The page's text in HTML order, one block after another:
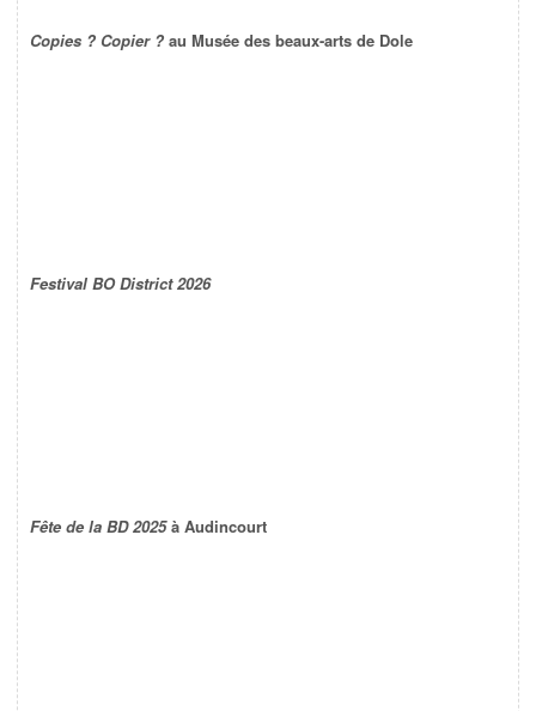
Copies ? Copier ? au Musée des beaux-arts de Dole
Festival BO District 2026
Fête de la BD 2025à Audincourt